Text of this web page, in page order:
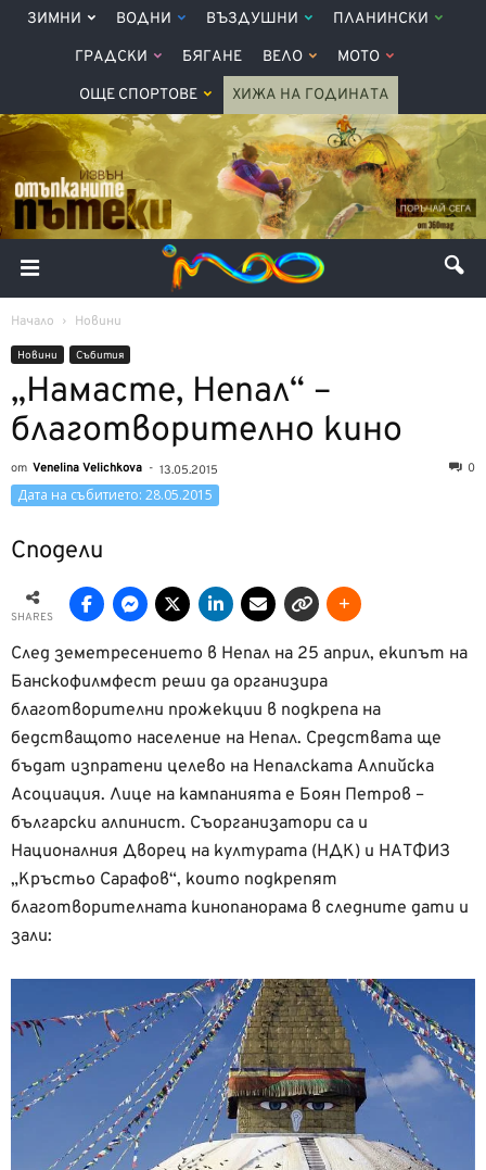
ЗИМНИ ВОДНИ ВЪЗДУШНИ ПЛАНИНСКИ
ГРАДСКИ БЯГАНЕ ВЕЛО МОТО
ОЩЕ СПОРТОВЕ ХИЖА НА ГОДИНАТА
Начало Новини
Новини Събития
„Намасте, Непал“ –
благотворително кино
от Venelina Velichkova - 13.05.2015 0
Дата на събитието: 28.05.2015
Сподели
SHARES
След земетресението в Непал на 25 април, екипът на
Банскофилмфест реши да организира
благотворителни прожекции в подкрепа на
бедстващото население на Непал. Средствата ще
бъдат изпратени целево на Непалската Алпийска
Асоциация. Лице на кампанията е Боян Петров –
български алпинист. Съорганизатори са и
Националния Дворец на културата (НДК) и НАТФИЗ
„Кръстьо Сарафов“, които подкрепят
благотворителната кинопанорама в следните дати и
зали: